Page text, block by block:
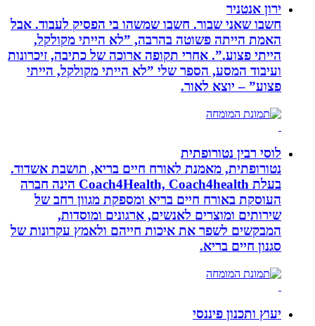
ירון אנטניר
חשבו שאני שבור. חשבו שמשהו בי הפסיק לעבוד. אבל
האמת הייתה פשוטה בהרבה, ”לא הייתי מקולקל,
הייתי פצוע.”. אחרי תקופה ארוכה של כתיבה, זיכרונות
ועיבוד המסע, הספר שלי ”לא הייתי מקולקל, הייתי
פצוע” – יוצא לאור.
לוסי רבין נטורופתית
נטורופתית, מאמנת לאורח חיים בריא, תושבת אשדוד.
בעלת Coach4Health, Coach4health הינה חברה
העוסקת באורח חיים בריא ומספקת מגוון רחב של
שירותים ומוצרים לאנשים, ארגונים ומוסדות,
המבקשים לשפר את איכות חייהם ולאמץ עקרונות של
סגנון חיים בריא.
יעוץ ותכנון פיננסי